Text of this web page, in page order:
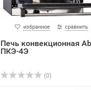
избранное сравнить
Печь конвекционная
ПКЭ-4Э
(0)